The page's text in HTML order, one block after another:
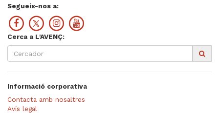
Segueix-nos a:
Cerca a L'AVENÇ:
Informació corporativa
Contacta amb nosaltres
Avís legal